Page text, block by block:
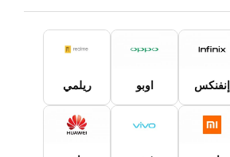
إنفنكس اوبو ريلمي